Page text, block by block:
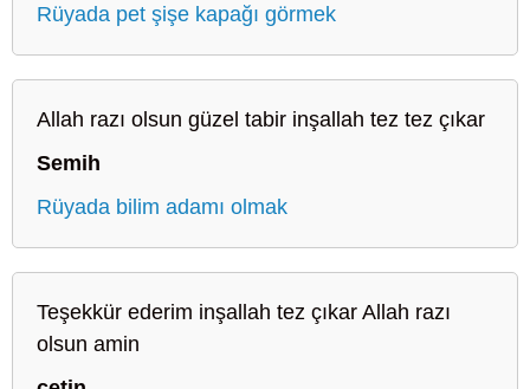
Rüyada pet şişe kapağı görmek
Allah razı olsun güzel tabir inşallah tez tez çıkar
Semih
Rüyada bilim adamı olmak
Teşekkür ederim inşallah tez çıkar Allah razı
olsun amin